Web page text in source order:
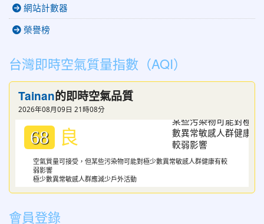
網站計數器
榮譽榜
台灣即時空氣質量指數（AQI）
Tainan的即時空氣品質
2026年08月09日 21時08分
68 良
空氣質量可接受，但某些污染物可能對極少數異常敏感人群健康有較
弱影響
極少數異常敏感人群應減少戶外活動
會員登錄